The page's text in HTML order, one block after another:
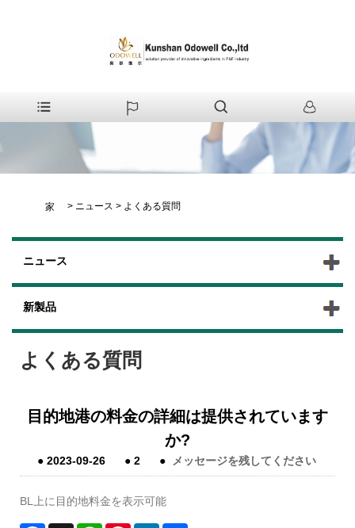
家 > ニュース > よくある質問
ニュース
新製品
よくある質問
目的地港の料金の詳細は提供されています
か?
●2023-09-26 ●2 ● メッセージを残してください
BL上に目的地料金を表示可能